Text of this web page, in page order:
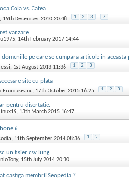
Cola vs. Cafea
, 19th December 2010 20:48 1 2 3 ... 7
vanzare
, 14th February 2017 14:44
domeniile pe care se cumpara articole in aceasta
, 1st August 2013 11:36 1 2 3
site cu plata
Frumuseanu, 17th October 2015 16:25 1 2 3
pentru disertatie.
, 13th March 2015 16:47
6
, 11th September 2014 08:36 1 2
un fisier csv lung
, 15th July 2014 20:30
castiga membrii Seopedia ?